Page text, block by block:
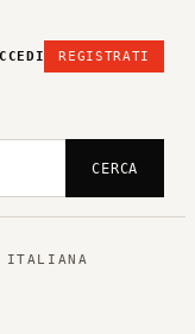
REGISTRATI
CERCA
ITALIANA